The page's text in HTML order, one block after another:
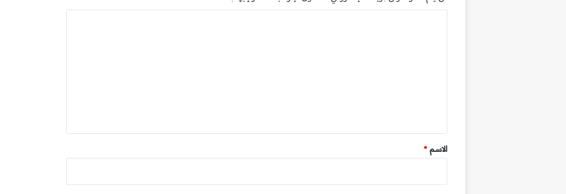
*
الاسم*